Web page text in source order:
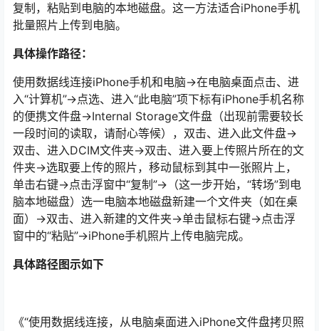
复制，粘贴到电脑的本地磁盘。这一方法适合iPhone手机
批量照片上传到电脑。
具体操作路径：
使用数据线连接iPhone手机和电脑→在电脑桌面点击、进
入“计算机”→点选、进入“此电脑”项下标有iPhone手机名称
的便携文件盘→Internal Storage文件盘（出现前需要较长
一段时间的读取，请耐心等候），双击、进入此文件盘→
双击、进入DCIM文件夹→双击、进入要上传照片所在的文
件夹→选取要上传的照片，移动鼠标到其中一张照片上，
单击右键→点击浮窗中“复制”→（这一步开始，“转场”到电
脑本地磁盘）选一电脑本地磁盘新建一个文件夹（如在桌
面）→双击、进入新建的文件夹→单击鼠标右键→点击浮
窗中的“粘贴”→iPhone手机照片上传电脑完成。
具体路径图示如下
《“使用数据线连接，从电脑桌面进入iPhone文件盘拷贝照